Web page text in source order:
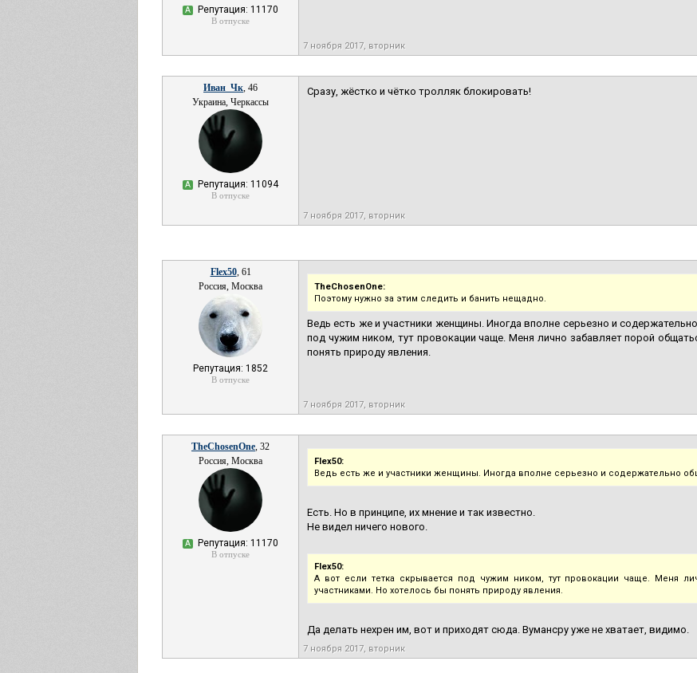
А Репутация: 11170
В отпуске
7 ноября 2017, вторник
Иван_Чк, 46
Украина, Черкассы
А Репутация: 11094
В отпуске
Сразу, жёстко и чётко тролляк блокировать!
7 ноября 2017, вторник
Flex50, 61
Россия, Москва
Репутация: 1852
В отпуске
TheChosenOne:
Поэтому нужно за этим следить и банить нещадно.
Ведь есть же и участники женщины. Иногда вполне серьезно и
под чужим ником, тут провокации чаще. Меня лично забавляет порой
понять природу явления.
7 ноября 2017, вторник
TheChosenOne, 32
Россия, Москва
А Репутация: 11170
В отпуске
Flex50:
Ведь есть же и участники женщины. Иногда вполне серьезно и содержательно
Есть. Но в принципе, их мнение и так известно.
Не видел ничего нового.
Flex50:
А вот если тетка скрывается под чужим ником, тут провокации чаще. Меня
участниками. Но хотелось бы понять природу явления.
Да делать нехрен им, вот и приходят сюда. Вумансру уже не хватает, видимо.
7 ноября 2017, вторник